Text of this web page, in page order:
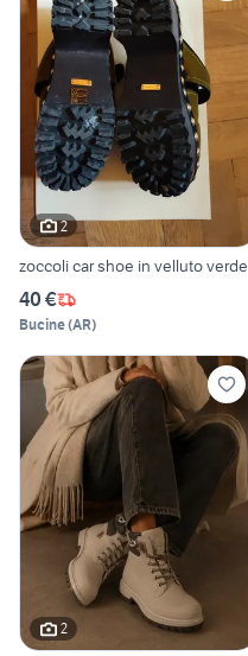
2
zoccoli car shoe in velluto verde
40 €
Bucine(AR)
2